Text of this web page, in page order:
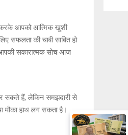
आपको आत्मिक खुशी
सफलता की चाबी साबित हो
सकारात्मक सोच आज
सकते हैं, लेकिन समझदारी से
मौका हाथ लग सकता है।